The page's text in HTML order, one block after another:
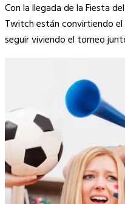
Con la llegada de la Fiesta
Twitch están convirtiendo
seguir viviendo el torneo